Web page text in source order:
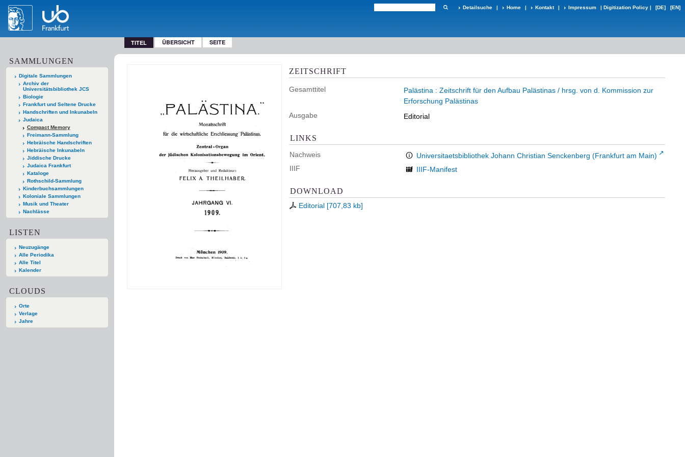
Detailsuche | Home | Kontakt | Impressum | Digitization Policy | [DE] [EN]
TITEL ÜBERSICHT SEITE
SAMMLUNGEN
Digitale Sammlungen
Archiv der
Universitätsbibliothek JCS
Biologie
Frankfurt und Seltene Drucke
Handschriften und Inkunabeln
Judaica
Compact Memory
Freimann-Sammlung
Hebräische Handschriften
Hebräische Inkunabeln
Jiddische Drucke
Judaica Frankfurt
Kataloge
Rothschild-Sammlung
Kinderbuchsammlungen
Koloniale Sammlungen
Musik und Theater
Nachlässe
LISTEN
Neuzugänge
Alle Periodika
Alle Titel
Kalender
CLOUDS
Orte
Verlage
Jahre
ZEITSCHRIFT
Gesamttitel
Palästina : Zeitschrift für den Aufbau Palästinas / hrsg. von d. Kommission zur
Erforschung Palästinas
Ausgabe
Editorial
LINKS
Nachweis
Universitaetsbibliothek Johann Christian Senckenberg (Frankfurt am Main)
IIIF
IIIF-Manifest
DOWNLOAD
Editorial [707,83 kb]